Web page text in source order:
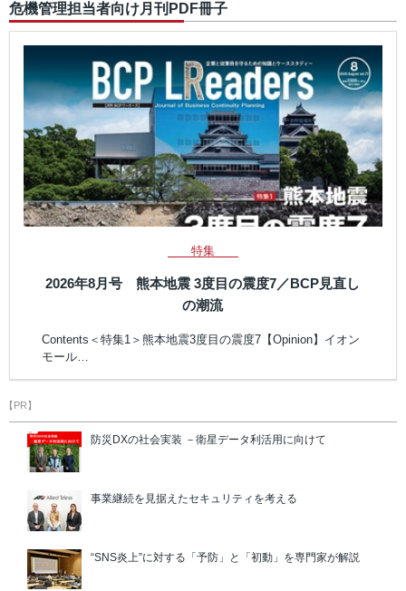
危機管理担当者向け月刊PDF冊子
特集
2026年8月号 熊本地震 3度目の震度7／BCP見直し
の潮流
Contents＜特集1＞熊本地震3度目の震度7【Opinion】イオン
モール…
【PR】
防災DXの社会実装 －衛星データ利活用に向けて
事業継続を見据えたセキュリティを考える
“SNS炎上”に対する「予防」と「初動」を専門家が解説